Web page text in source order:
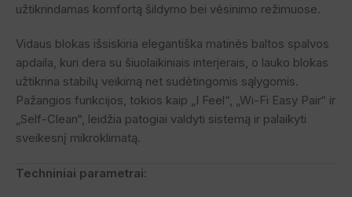
užtikrindamas komfortą šildymo bei vėsinimo režimuose.
Vidaus blokas išsiskiria elegantiška matinės baltos spalvos
apdaila, kuri dera su šiuolaikiniais interjerais, o lauko blokas
užtikrina stabilų veikimą net sudėtingomis sąlygomis.
Pažangios funkcijos, tokios kaip „I Feel“, „Wi-Fi Easy Pair“ ir
„Self-Clean“, leidžia patogiai valdyti sistemą ir palaikyti
sveikesnį mikroklimatą.
Techniniai parametrai: